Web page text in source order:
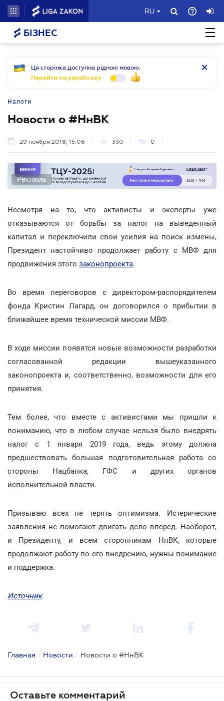
RU
БІЗНЕС
Ця сторінка доступна рідною мовою.
Перейти на українську
Налоги
Новости о #НнВК
29 ноября 2018, 15:06 330 0
Реклама
Несмотря на то, что активисты и эксперты уже
отказываются от борьбы за налог на выведенный
капитал и переключили свои усилия на поиск измены,
Президент настойчиво продолжает работу с МВФ для
продвижения этого законопроекта.
Во время переговоров с директором-распорядителем
фонда Кристин Лагард, он договорился о прибытии в
ближайшее время технической миссии МВФ.
В ходе миссии появятся новые возможности разработки
согласованной редакции вышеуказанного
законопроекта и, соответственно, возможности для его
принятия.
Тем более, что вместе с активистами мы пришли к
пониманию, что в любом случае нельзя было внедрять
налог с 1 января 2019 года, ведь этому должна
предшествовать большая подготовительная работа со
стороны Нацбанка, ГФС и других органов
исполнительной власти.
Призываю всех не терять оптимизма. Истерические
заявления не помогают двигать дело вперед. Наоборот,
и Президенту, и всем сторонникам НнВК, которые
продолжают работу по его внедрению, нужны понимание
и поддержка.
Источник
Главная / Новости / Новости о #НнВК
Оставьте комментарий